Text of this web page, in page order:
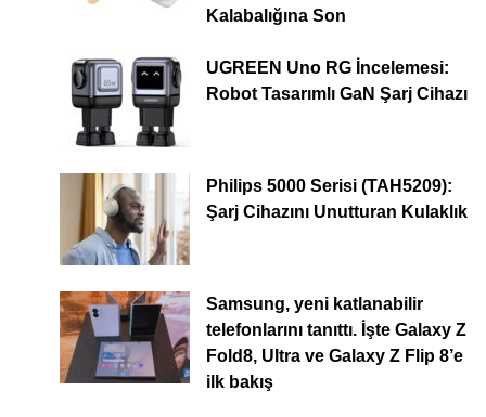
Kalabalığına Son
UGREEN Uno RG İncelemesi:
Robot Tasarımlı GaN Şarj Cihazı
Philips 5000 Serisi (TAH5209):
Şarj Cihazını Unutturan Kulaklık
Samsung, yeni katlanabilir
telefonlarını tanıttı. İşte Galaxy Z
Fold8, Ultra ve Galaxy Z Flip 8’e
ilk bakış